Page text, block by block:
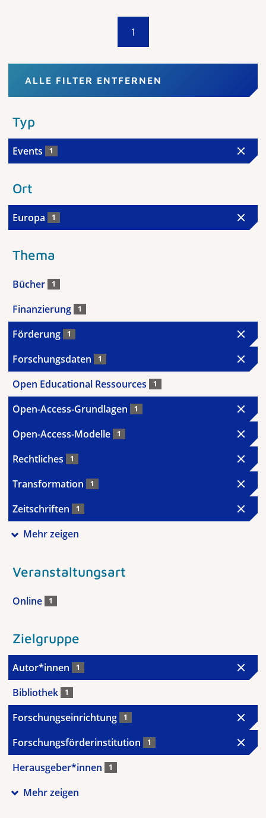
1
ALLE FILTER ENTFERNEN
Typ
Events 1
Ort
Europa 1
Thema
Bücher 1
Finanzierung 1
Förderung 1
Forschungsdaten 1
Open Educational Ressources 1
Open-Access-Grundlagen 1
Open-Access-Modelle 1
Rechtliches 1
Transformation 1
Zeitschriften 1
Mehr zeigen
Veranstaltungsart
Online 1
Zielgruppe
Autor*innen 1
Bibliothek 1
Forschungseinrichtung 1
Forschungsförderinstitution 1
Herausgeber*innen 1
Mehr zeigen